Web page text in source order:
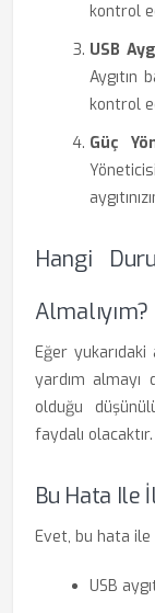
kontrol
USB
Aygıtın
kontrol
Güç
Hangi
Almalıyım?
Eğer
yardım almayı
olduğu
faydalı olacaktır.
Bu Hata Ile
Evet, bu hata ile
USB